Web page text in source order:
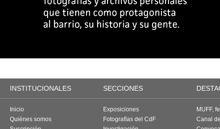
INSTITUCIONALES SECCIONES
Inicio
Quiénes somos
Exposiciones
Fotografías del CdF
MUFF,
Canal